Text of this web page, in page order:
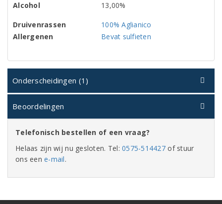
Alcohol
13,00%
Druivenrassen
100% Aglianico
Allergenen
Bevat sulfieten
Onderscheidingen (1)
Beoordelingen
Telefonisch bestellen of een vraag?
Helaas zijn wij nu gesloten. Tel:0575-514427 of stuur
ons eene-mail.